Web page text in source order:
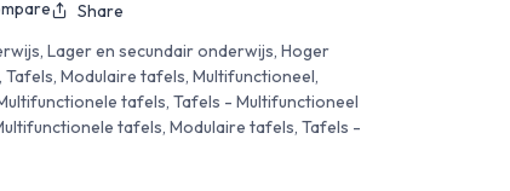
Share
Lager en secundair onderwijs, Hoger
Modulaire tafels, Multifunctioneel,
tafels, Tafels - Multifunctioneel
tafels, Modulaire tafels, Tafels -